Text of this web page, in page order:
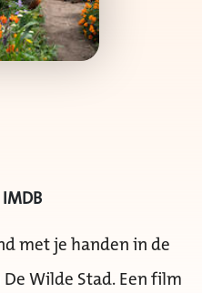
met je handen in de
Wilde Stad. Een film